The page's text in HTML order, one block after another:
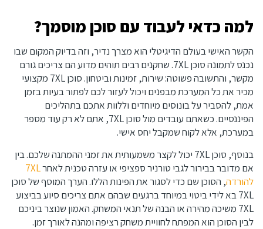
למה כדאי לעבוד עם סוכן מוסמך?
הקשר האישי בעולם הדיגיטלי הוא מצרך נדיר, וזה בדיוק המקום שבו
נכנס לתמונה סוכן 7XL. שחקנים רבים תוהים מדוע הם צריכים גורם
מקשר, והתשובה פשוטה: שירות, זמינות וביטחון. סוכן 7XL מקצועי
מכיר את כל המערכת מבפנים ויכול לעזור לכם לפתור בעיות בזמן
אמת, להסביר על בונוסים מיוחדים וללוות אתכם בתהליכים
הפיננסיים. כשאתם עובדים מול סוכן 7XL, אתם לא רק עוד מספר
במערכת, אלא לקוח שמקבל יחס אישי.
בנוסף, סוכן 7XL יכול לקצר משמעותית את זמני ההמתנה שלכם. בין
אם מדובר בבירור לגבי טורניר ספציפי או עזרה טכנית לאחר7XL
להורדה, הסוכן שם כדי לסגור את הפינות הללו. הערך המוסף של סוכן
7XL בא לידי ביטוי במיוחד ברגעים שבהם אתם צריכים סיוע בביצוע
7XL משיכה מהירה או הבנה של תנאי המשחק. האמון שנוצר ביניכם
לבין הסוכן הוא המפתח לחוויית משחק רציפה ומהנה לאורך זמן.